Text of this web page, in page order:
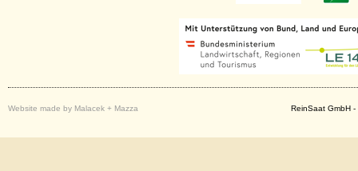
Website made by Malacek + Mazza ReinSaat GmbH